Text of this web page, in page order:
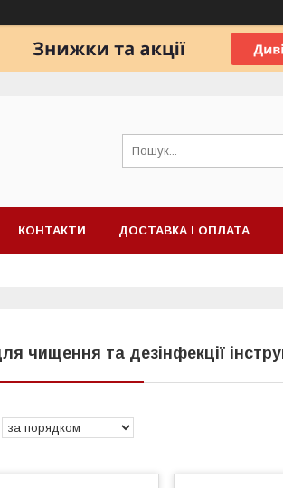
КОНТАКТИ ДОСТАВКА І ОПЛАТА
чищення та дезінфекції